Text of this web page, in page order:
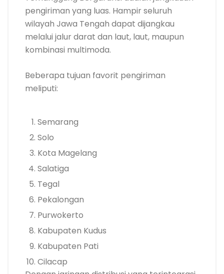
pengiriman yang luas. Hampir seluruh
wilayah Jawa Tengah dapat dijangkau
melalui jalur darat dan laut, laut, maupun
kombinasi multimoda.
Beberapa tujuan favorit pengiriman
meliputi:
Semarang
Solo
Kota Magelang
Salatiga
Tegal
Pekalongan
Purwokerto
Kabupaten Kudus
Kabupaten Pati
Cilacap